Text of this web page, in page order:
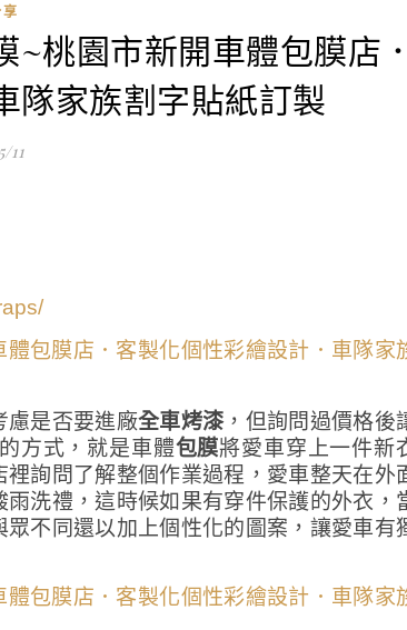
~桃園市新開車體包膜店
隊家族割字貼紙訂製
11
慮是否要進廠全車烤漆，但詢問過價格後
方式，就是車體包膜將愛車穿上一件新
詢問了解整個作業過程，愛車整天在外
洗禮，這時候如果有穿件保護的外衣，
不同還以加上個性化的圖案，讓愛車有